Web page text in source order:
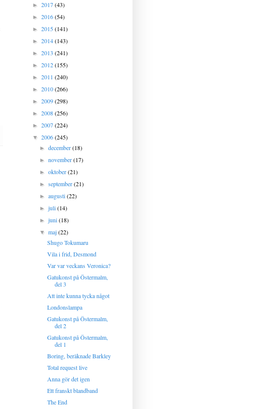
► 2017(43)
► 2016(54)
► 2015(141)
► 2014(143)
► 2013 (241)
► 2012(155)
► 2011 (240)
► 2010(266)
► 2009(298)
► 2008(256)
► 2007(224)
▼ 2006(245)
►december(18)
►november(17)
►oktober(21)
►september(21)
►augusti(22)
►juli(14)
►juni(18)
▼maj(22)
Shugo Tokumaru
Vila i frid, Desmond
Var var veckans Veronica?
Gatukonst på Östermalm,
del 3
Att inte kunna tycka något
Londonslampa
Gatukonst på Östermalm,
del 2
Gatukonst på Östermalm,
del 1
Boring, beräknade Barkley
Total request live
Anna gör det igen
Ett franskt blandband
The End